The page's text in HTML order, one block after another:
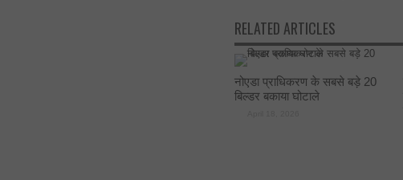
RELATED ARTICLES
नोएडा प्राधिकरण के सबसे बड़े 20
बिल्डर बकाया घोटाले